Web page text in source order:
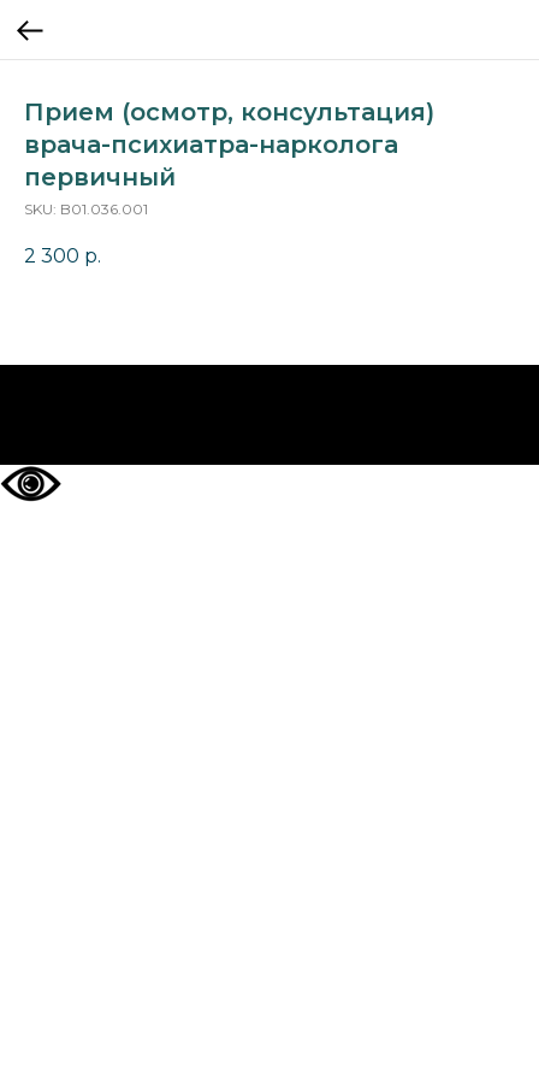
Прием (осмотр, консультация)
врача-психиатра-нарколога
первичный
SKU: B01.036.001
2 300 р.